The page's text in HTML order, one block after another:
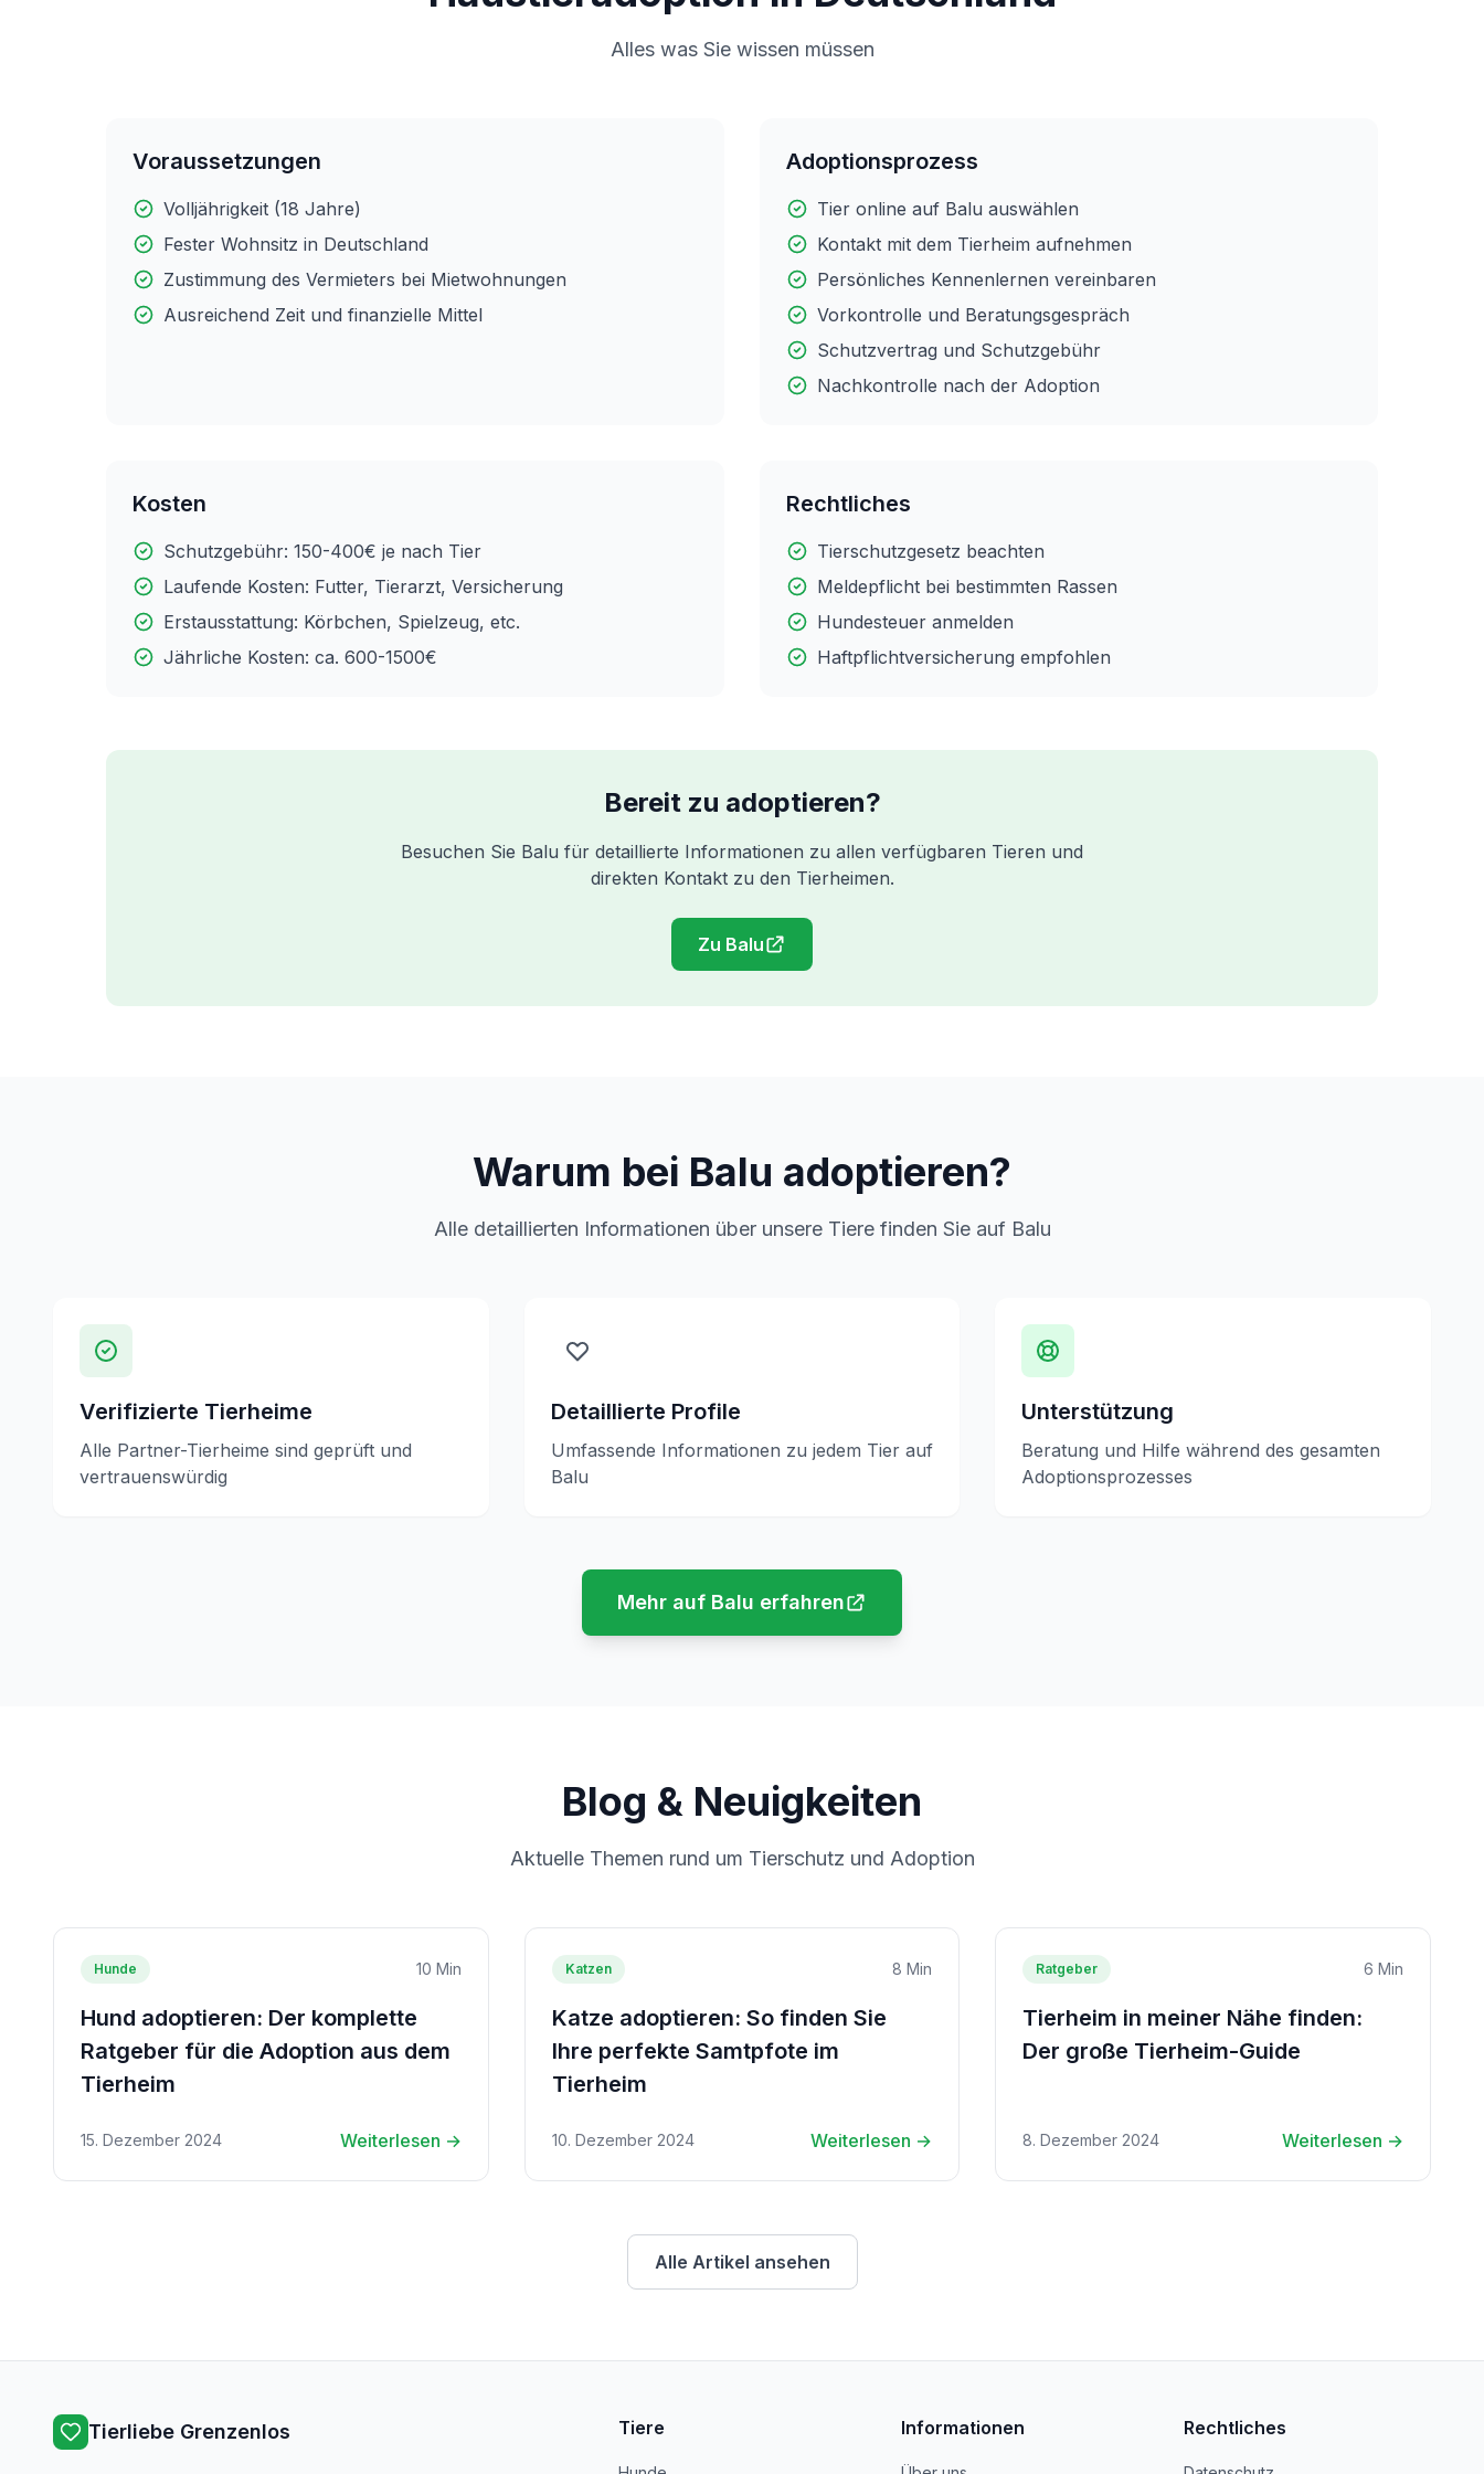
Alles was Sie wissen müssen
Voraussetzungen
Volljährigkeit (18 Jahre)
Fester Wohnsitz in Deutschland
Zustimmung des Vermieters bei Mietwohnungen
Ausreichend Zeit und finanzielle Mittel
Adoptionsprozess
Tier online auf Balu auswählen
Kontakt mit dem Tierheim aufnehmen
Persönliches Kennenlernen vereinbaren
Vorkontrolle und Beratungsgespräch
Schutzvertrag und Schutzgebühr
Nachkontrolle nach der Adoption
Kosten
Schutzgebühr: 150-400€ je nach Tier
Laufende Kosten: Futter, Tierarzt, Versicherung
Erstausstattung: Körbchen, Spielzeug, etc.
Jährliche Kosten: ca. 600-1500€
Rechtliches
Tierschutzgesetz beachten
Meldepflicht bei bestimmten Rassen
Hundesteuer anmelden
Haftpflichtversicherung empfohlen
Bereit zu adoptieren?
Besuchen Sie Balu für detaillierte Informationen zu allen verfügbaren Tieren und
direkten Kontakt zu den Tierheimen.
Zu Balu
Warum bei Balu adoptieren?
Alle detaillierten Informationen über unsere Tiere finden Sie auf Balu
Verifizierte Tierheime
Alle Partner-Tierheime sind geprüft und
vertrauenswürdig
Detaillierte Profile
Umfassende Informationen zu jedem Tier auf
Balu
Unterstützung
Beratung und Hilfe während des gesamten
Adoptionsprozesses
Mehr auf Balu erfahren
Blog & Neuigkeiten
Aktuelle Themen rund um Tierschutz und Adoption
Hunde 10 Min
Hund adoptieren: Der komplette
Ratgeber für die Adoption aus dem
Tierheim
15. Dezember 2024 Weiterlesen →
Katzen 8 Min
Katze adoptieren: So finden Sie
Ihre perfekte Samtpfote im
Tierheim
10. Dezember 2024 Weiterlesen →
Ratgeber 6 Min
Tierheim in meiner Nähe finden:
Der große Tierheim-Guide
8. Dezember 2024 Weiterlesen →
Alle Artikel ansehen
Tierliebe Grenzenlos Tiere Informationen Rechtliches